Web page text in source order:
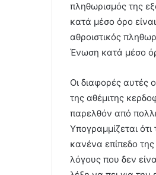
πληθωρισμός της
κατά μέσο όρο
αθροιστικός
Ένωση κατά μέσο
Οι διαφορές αυτές
της αθέμιτης
παρελθόν από
Υπογραμμίζεται
κανένα επίπεδο
λόγους που δεν